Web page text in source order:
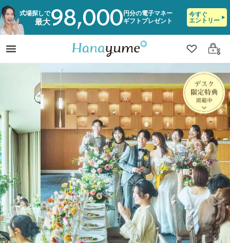
式場探しで
最大98,000 円分の電子マネー
ギフトプレゼント
今すぐ
エントリー
クリップ
ログ